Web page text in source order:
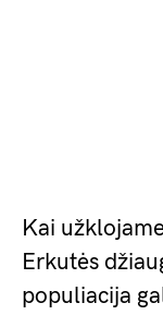
Kai
Erkutės
populiacija